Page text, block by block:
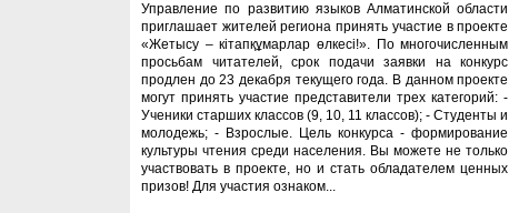
Управление по развитию языков Алматинской области
приглашает жителей региона принять участие в проекте
«Жетысу – кітапқұмарлар өлкесі!». По многочисленным
просьбам читателей, срок подачи заявки на конкурс
продлен до 23 декабря текущего года. В данном проекте
могут принять участие представители трех категорий: -
Ученики старших классов (9, 10, 11 классов); - Студенты и
молодежь; - Взрослые. Цель конкурса - формирование
культуры чтения среди населения. Вы можете не только
участвовать в проекте, но и стать обладателем ценных
призов! Для участия ознаком...